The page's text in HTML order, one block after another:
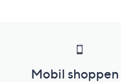
Mobil shoppen